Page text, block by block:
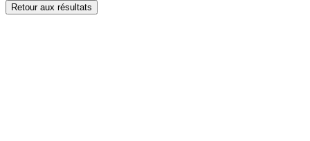
Retour aux résultats